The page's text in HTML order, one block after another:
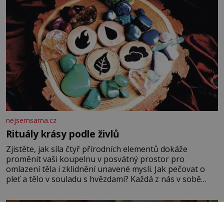
nejsemsama.cz
Rituály krásy podle živlů
Zjistěte, jak síla čtyř přírodních elementů dokáže
proměnit vaši koupelnu v posvátný prostor pro
omlazení těla i zklidnění unavené mysli. Jak pečovat o
pleť a tělo v souladu s hvězdami? Každá z nás v sobě
povaze, ale i v potřebách naší pokožky. Ohnivá znamení